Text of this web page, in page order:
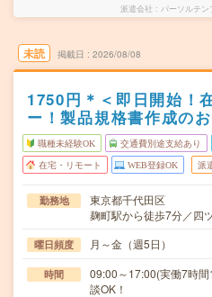
派遣会社 パーソルテン
未読 掲載日 2026/08/08
1750円＊＜即日開始！
ー！製品規格書作成の
職種未経験OK 交通費別途支給あり
在宅・リモート WEB登録OK 派
勤務地
東京都千代田区
麹町駅から徒歩7分／四
曜日頻度 月～金（週5日）
時間
09:00～17:00(実働7時
談OK！